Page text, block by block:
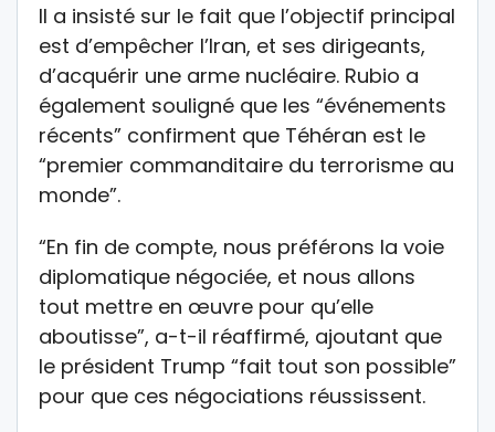
Il a insisté sur le fait que l’objectif principal
est d’empêcher l’Iran, et ses dirigeants,
d’acquérir une arme nucléaire. Rubio a
également souligné que les “événements
récents” confirment que Téhéran est le
“premier commanditaire du terrorisme au
monde”.
“En fin de compte, nous préférons la voie
diplomatique négociée, et nous allons
tout mettre en œuvre pour qu’elle
aboutisse”, a-t-il réaffirmé, ajoutant que
le président Trump “fait tout son possible”
pour que ces négociations réussissent.